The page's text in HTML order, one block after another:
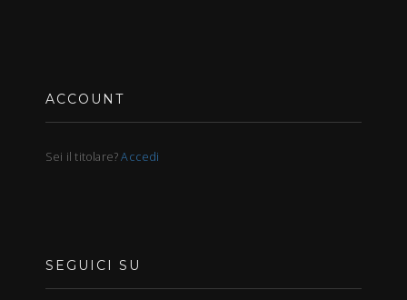
ACCOUNT
Sei il titolare?Accedi
SEGUICI SU